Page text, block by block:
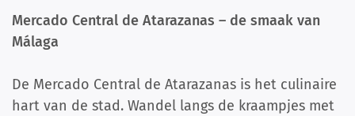
Mercado Central de Atarazanas – de smaak van
Málaga
De Mercado Central de Atarazanas is het culinaire
hart van de stad. Wandel langs de kraampjes met